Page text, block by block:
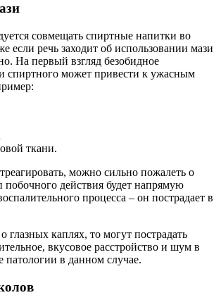
совмещать спиртные напитки во
если речь заходит об использовании мази
На первый взгляд безобидное
спиртного может привести к ужасным
ткани.
можно сильно пожалеть о
действия будет напрямую
процесса – он пострадает в
глазных каплях, то могут пострадать
вкусовое расстройство и шум в
патологии в данном случае.